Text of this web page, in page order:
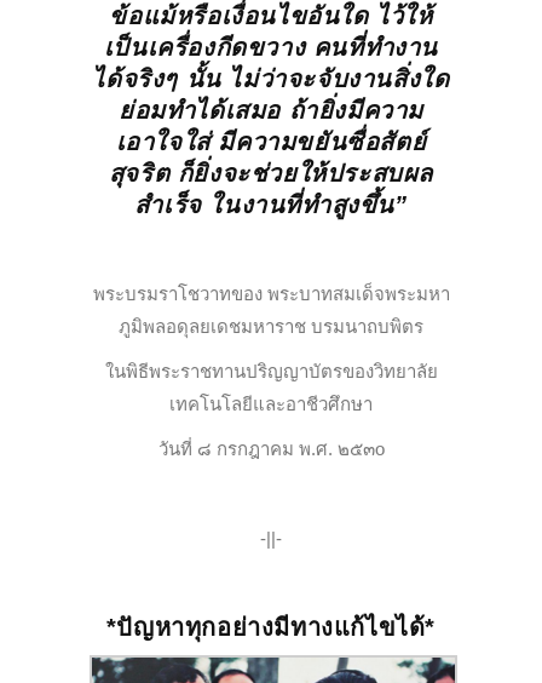
ข้อแม้หรือเงื่อนไขอันใด ไว้ให้
เป็นเครื่องกีดขวาง คนที่ทำงาน
ได้จริงๆ นั้น ไม่ว่าจะจับงานสิ่งใด
ย่อมทำได้เสมอ ถ้ายิ่งมีความ
เอาใจใส่ มีความขยันซื่อสัตย์
สุจริต ก็ยิ่งจะช่วยให้ประสบผล
สำเร็จ ในงานที่ทำสูงขึ้น”
พระบรมราโชวาทของ พระบาทสมเด็จพระมหา
ภูมิพลอดุลยเดชมหาราช บรมนาถบพิตร
ในพิธีพระราชทานปริญญาบัตรของวิทยาลัย
เทคโนโลยีและอาชีวศึกษา
วันที่ ๘ กรกฎาคม พ.ศ. ๒๕๓o
-||-
*ปัญหาทุกอย่างมีทางแก้ไขได้*